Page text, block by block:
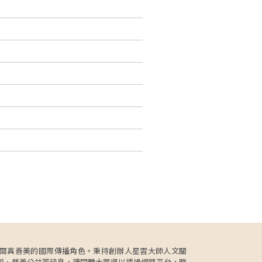
真善美的國際傳播角色。秉持創辦人星雲大師人文關